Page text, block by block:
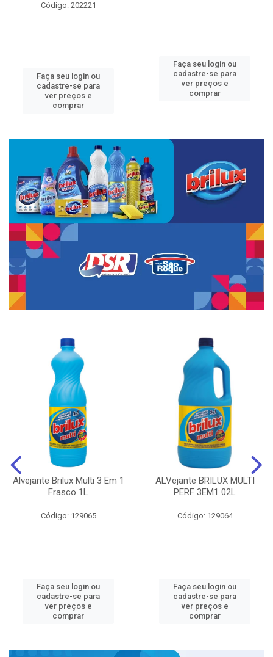
Código: 202221
Faça seu login ou
cadastre-se para
ver preços e
comprar
Faça seu login ou
cadastre-se para
ver preços e
comprar
Alvejante Brilux Multi 3 Em 1
Frasco 1L
Código: 129065
Faça seu login ou
cadastre-se para
ver preços e
comprar
ALVejante BRILUX MULTI
PERF 3EM1 02L
Código: 129064
Faça seu login ou
cadastre-se para
ver preços e
comprar